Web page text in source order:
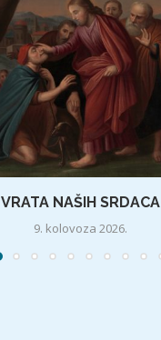
VRATA NAŠIH SRDACA
9. kolovoza 2026.